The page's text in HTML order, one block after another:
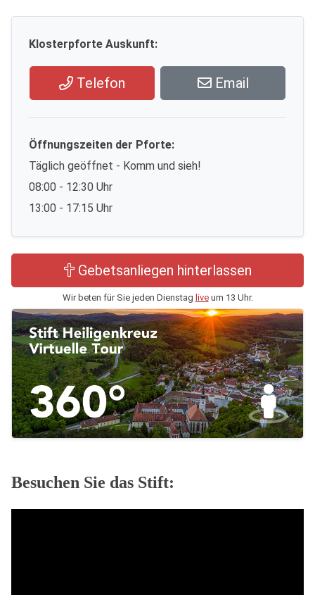
Klosterpforte Auskunft:
Telefon Email
Öffnungszeiten der Pforte:
Täglich geöffnet - Komm und sieh!
08:00 - 12:30 Uhr
13:00 - 17:15 Uhr
Gebetsanliegen hinterlassen
Wir beten für Sie jeden Dienstag liveum 13 Uhr.
Besuchen Sie das Stift: